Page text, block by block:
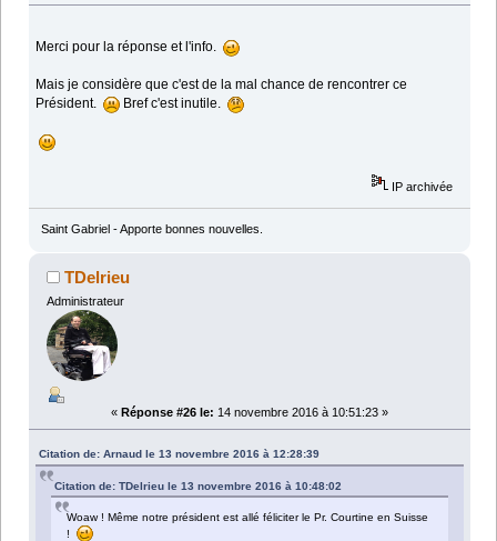
Merci pour la réponse et l'info.
Mais je considère que c'est de la mal chance de rencontrer ce
Président.
Bref c'est inutile.
IP archivée
Saint Gabriel - Apporte bonnes nouvelles.
TDelrieu
Administrateur
« Réponse #26 le: 14 novembre 2016 à 10:51:23 »
Citation de: Arnaud le 13 novembre 2016 à 12:28:39
Citation de: TDelrieu le 13 novembre 2016 à 10:48:02
Woaw ! Même notre président est allé féliciter le Pr. Courtine en Suisse
!